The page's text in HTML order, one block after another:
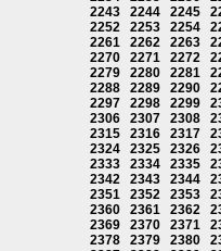
2243
2244 2245
2252
2253 2254
2261
2262 2263
2270
2271 2272
2279
2280 2281
2288
2289 2290
2297
2298 2299
2306
2307 2308
2315
2316 2317
2324
2325 2326
2333
2334 2335
2342
2343 2344
2351
2352 2353
2360
2361 2362
2369
2370 2371
2378
2379 2380